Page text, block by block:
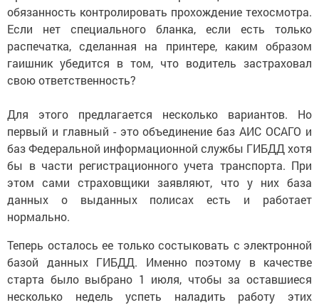
обязанность контролировать прохождение техосмотра.
Если нет специального бланка, если есть только
распечатка, сделанная на принтере, каким образом
гаишник убедится в том, что водитель застраховал
свою ответственность?
Для этого предлагается несколько вариантов. Но
первый и главный - это объединение баз АИС ОСАГО и
баз Федеральной информационной службы ГИБДД хотя
бы в части регистрационного учета транспорта. При
этом сами страховщики заявляют, что у них база
данных о выданных полисах есть и работает
нормально.
Теперь осталось ее только состыковать с электронной
базой данных ГИБДД. Именно поэтому в качестве
старта было выбрано 1 июля, чтобы за оставшиеся
несколько недель успеть наладить работу этих